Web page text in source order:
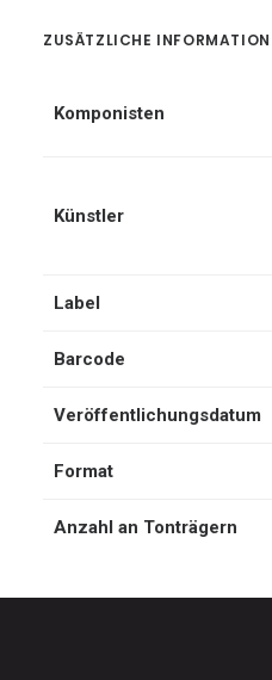
ZUSÄTZLICHE INFORMATION
Komponisten
Künstler
Label
Barcode
Veröffentlichungsdatum
Format
Anzahl an Tonträgern